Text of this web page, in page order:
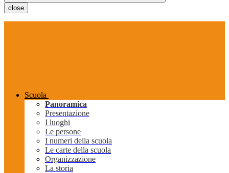
close
Scuola
Panoramica
Presentazione
I luoghi
Le persone
I numeri della scuola
Le carte della scuola
Organizzazione
La storia